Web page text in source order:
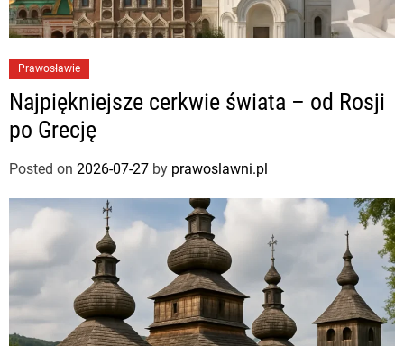
Prawosławie
Najpiękniejsze cerkwie świata – od Rosji
po Grecję
Posted on 2026-07-27 by prawoslawni.pl